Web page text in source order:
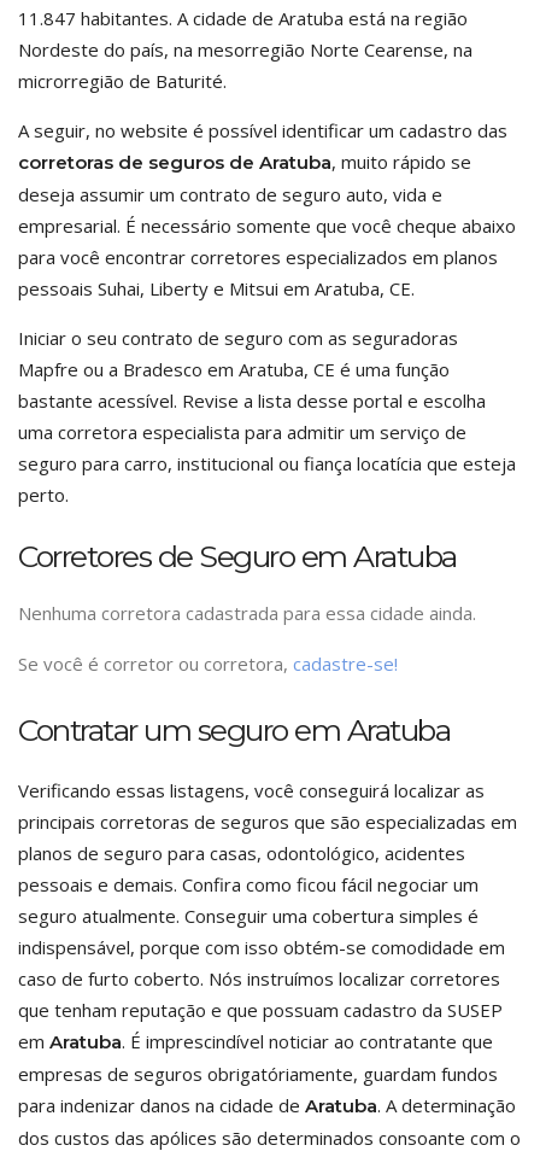
11.847 habitantes. A cidade de Aratuba está na região
Nordeste do país, na mesorregião Norte Cearense, na
microrregião de Baturité.
A seguir, no website é possível identificar um cadastro das
corretoras de seguros de Aratuba, muito rápido se
deseja assumir um contrato de seguro auto, vida e
empresarial. É necessário somente que você cheque abaixo
para você encontrar corretores especializados em planos
pessoais Suhai, Liberty e Mitsui em Aratuba, CE.
Iniciar o seu contrato de seguro com as seguradoras
Mapfre ou a Bradesco em Aratuba, CE é uma função
bastante acessível. Revise a lista desse portal e escolha
uma corretora especialista para admitir um serviço de
seguro para carro, institucional ou fiança locatícia que esteja
perto.
Corretores de Seguro em Aratuba
Nenhuma corretora cadastrada para essa cidade ainda.
Se você é corretor ou corretora, cadastre-se!
Contratar um seguro em Aratuba
Verificando essas listagens, você conseguirá localizar as
principais corretoras de seguros que são especializadas em
planos de seguro para casas, odontológico, acidentes
pessoais e demais. Confira como ficou fácil negociar um
seguro atualmente. Conseguir uma cobertura simples é
indispensável, porque com isso obtém-se comodidade em
caso de furto coberto. Nós instruímos localizar corretores
que tenham reputação e que possuam cadastro da SUSEP
em Aratuba. É imprescindível noticiar ao contratante que
empresas de seguros obrigatóriamente, guardam fundos
para indenizar danos na cidade de Aratuba. A determinação
dos custos das apólices são determinados consoante com o